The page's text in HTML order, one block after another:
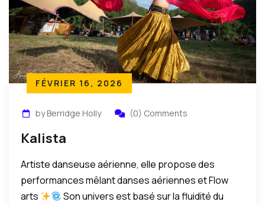
FÉVRIER 16, 2026
by Berridge Holly (0) Comments
Kalista
Artiste danseuse aérienne, elle propose des
performances mêlant danses aériennes et Flow
arts
Son univers est basé sur la fluidité du